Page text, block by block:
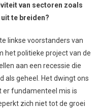
van sectoren zoals
te breiden?
linkse voorstanders van
het politieke project van de
aan een recessie die
als geheel. Het dwingt ons
er fundamenteel mis is
zich niet tot de groei